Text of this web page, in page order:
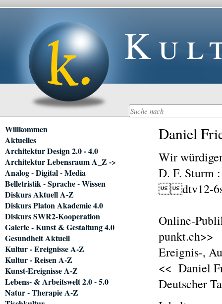
Daniel
Wir
D. F. Sturm
dtv12-
Online-
punkt.ch>>
Ereignis-,
<< Daniel
Deutscher
Navigation
überspringen
Willkommen
Aktuelles
Architektur Design 2.0 - 4.0
Architektur Lebensraum A_Z ->
Analog - Digital - Media
Belletristik - Sprache - Wissen
Diskurs Aktuell A-Z
Diskurs Platon Akademie 4.0
Diskurs SWR2-Kooperation
Galerie - Kunst & Gestaltung 4.0
Gesundheit Aktuell
Kultur - Ereignisse A-Z
Kultur - Reisen A-Z
Kunst-Ereignisse A-Z
Lebens- & Arbeitswelt 2.0 - 5.0
Natur - Therapie A-Z